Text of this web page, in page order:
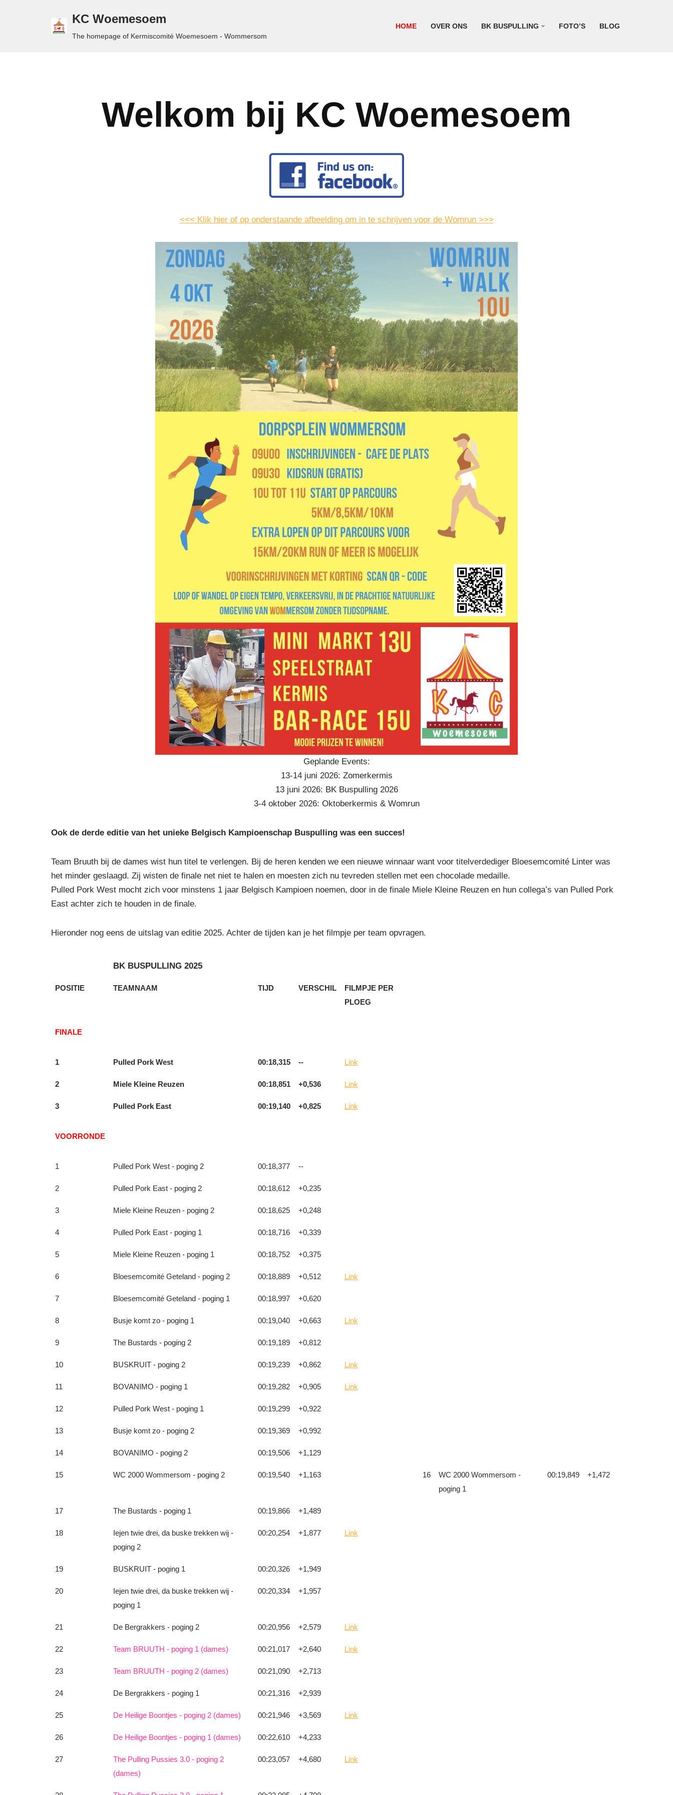
KC Woemesoem
The homepage of Kermiscomité Woemesoem - Wommersom
HOME OVER ONS BK BUSPULLING FOTO’S BLOG
Welkom bij KC Woemesoem
<<< Klik hier of op onderstaande afbeelding om in te schrijven voor de Womrun >>>
Geplande Events:
13-14 juni 2026: Zomerkermis
13 juni 2026: BK Buspulling 2026
3-4 oktober 2026: Oktoberkermis & Womrun
Ook de derde editie van het unieke Belgisch Kampioenschap Buspulling was een succes!
Team Bruuth bij de dames wist hun titel te verlengen. Bij de heren kenden we een nieuwe winnaar want voor titelverdediger Bloesemcomité Linter was
het minder geslaagd. Zij wisten de finale net niet te halen en moesten zich nu tevreden stellen met een chocolade medaille.
Pulled Pork West mocht zich voor minstens 1 jaar Belgisch Kampioen noemen, door in de finale Miele Kleine Reuzen en hun collega’s van Pulled Pork
East achter zich te houden in de finale.
Hieronder nog eens de uitslag van editie 2025. Achter de tijden kan je het filmpje per team opvragen.
BK BUSPULLING 2025
POSITIE TEAMNAAM TIJD VERSCHIL
FILMPJE PER
PLOEG
FINALE
1 Pulled Pork West 00:18,315 -- Link
2 Miele Kleine Reuzen 00:18,851 +0,536 Link
3 Pulled Pork East 00:19,140 +0,825 Link
VOORRONDE
1 Pulled Pork West - poging 2 00:18,377 --
2 Pulled Pork East - poging 2 00:18,612 +0,235
3 Miele Kleine Reuzen - poging 2 00:18,625 +0,248
4 Pulled Pork East - poging 1 00:18,716 +0,339
5 Miele Kleine Reuzen - poging 1 00:18,752 +0,375
6 Bloesemcomité Geteland - poging 2 00:18,889 +0,512 Link
7 Bloesemcomité Geteland - poging 1 00:18,997 +0,620
8 Busje komt zo - poging 1 00:19,040 +0,663 Link
9 The Bustards - poging 2 00:19,189 +0,812
10 BUSKRUIT - poging 2 00:19,239 +0,862 Link
11 BOVANIMO - poging 1 00:19,282 +0,905 Link
12 Pulled Pork West - poging 1 00:19,299 +0,922
13 Busje komt zo - poging 2 00:19,369 +0,992
14 BOVANIMO - poging 2 00:19,506 +1,129
15 WC 2000 Wommersom - poging 2 00:19,540 +1,163 16
WC 2000 Wommersom -
poging 1
00:19,849 +1,472
17 The Bustards - poging 1 00:19,866 +1,489
18
Iejen twie drei, da buske trekken wij -
poging 2
00:20,254 +1,877 Link
19 BUSKRUIT - poging 1 00:20,326 +1,949
20
Iejen twie drei, da buske trekken wij -
poging 1
00:20,334 +1,957
21 De Bergrakkers - poging 2 00:20,956 +2,579 Link
22 Team BRUUTH - poging 1 (dames) 00:21,017 +2,640 Link
23 Team BRUUTH - poging 2 (dames) 00:21,090 +2,713
24 De Bergrakkers - poging 1 00:21,316 +2,939
25 De Heilige Boontjes - poging 2 (dames) 00:21,946 +3,569 Link
26 De Heilige Boontjes - poging 1 (dames) 00:22,610 +4,233
27
The Pulling Pussies 3.0 - poging 2
(dames)
00:23,057 +4,680 Link